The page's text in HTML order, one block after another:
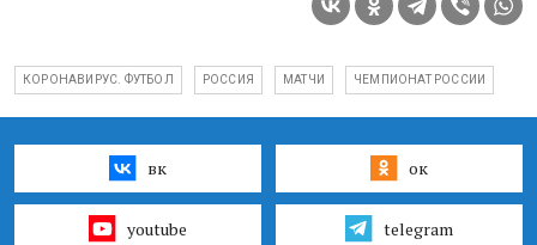
КОРОНАВИРУС. ФУТБОЛ РОССИЯ МАТЧИ ЧЕМПИОНАТ РОССИИ
вк ок
youtube telegram